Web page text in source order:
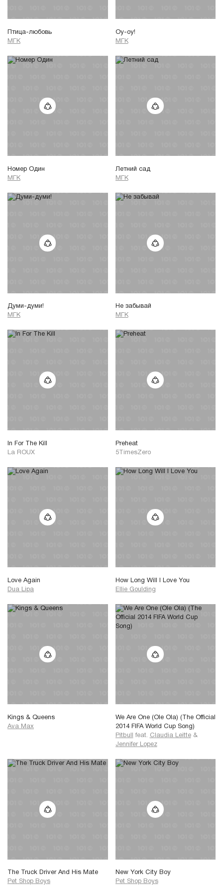
Птица-любовь
МГК
Оу-оу!
МГК
Номер Один
МГК
Летний сад
МГК
Думи-думи!
МГК
Не забывай
МГК
In For The Kill
La ROUX
Preheat
5TimesZero
Love Again
Dua Lipa
How Long Will I Love You
Ellie Goulding
Kings & Queens
Ava Max
We Are One (Ole Ola) (The Official
2014 FIFA World Cup Song)
Pitbull
feat. Claudia Leitte &
Jennifer Lopez
The Truck Driver And His Mate
Pet Shop Boys
New York City Boy
Pet Shop Boys